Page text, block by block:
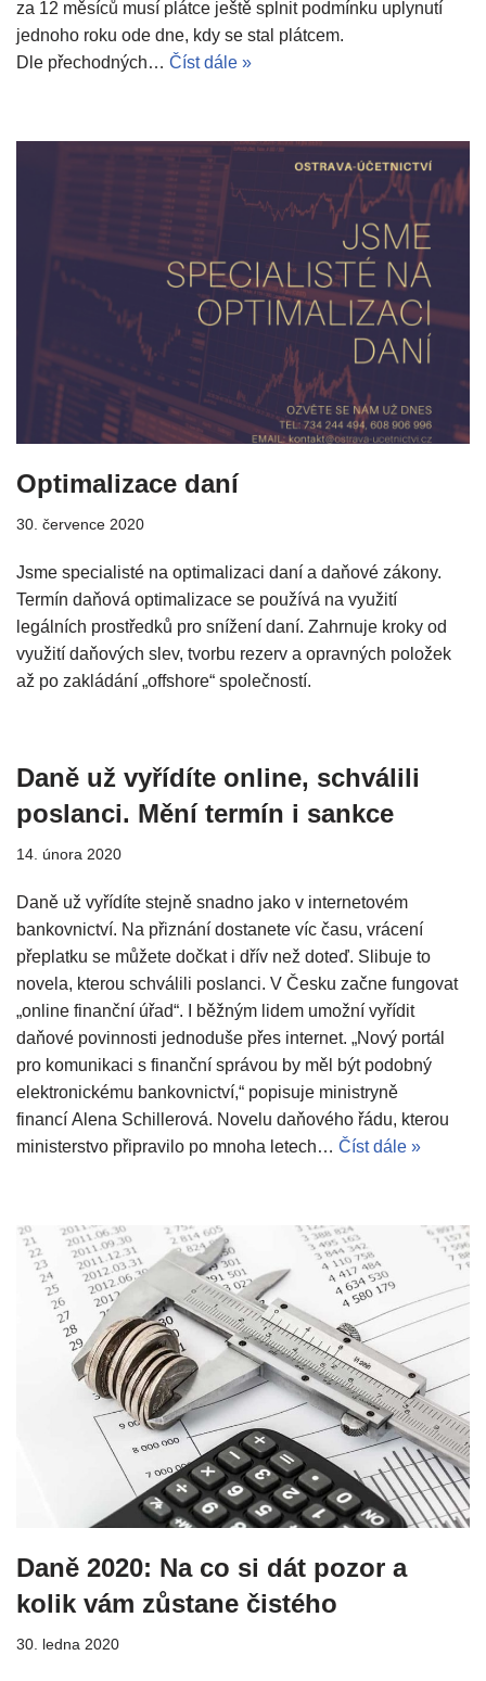
za 12 měsíců musí plátce ještě splnit podmínku uplynutí
jednoho roku ode dne, kdy se stal plátcem.
Dle přechodných… Číst dále »
Optimalizace daní
30. července 2020
Jsme specialisté na optimalizaci daní a daňové zákony.
Termín daňová optimalizace se používá na využití
legálních prostředků pro snížení daní. Zahrnuje kroky od
využití daňových slev, tvorbu rezerv a opravných položek
až po zakládání „offshore“ společností.
Daně už vyřídíte online, schválili
poslanci. Mění termín i sankce
14. února 2020
Daně už vyřídíte stejně snadno jako v internetovém
bankovnictví. Na přiznání dostanete víc času, vrácení
přeplatku se můžete dočkat i dřív než doteď. Slibuje to
novela, kterou schválili poslanci. V Česku začne fungovat
„online finanční úřad“. I běžným lidem umožní vyřídit
daňové povinnosti jednoduše přes internet. „Nový portál
pro komunikaci s finanční správou by měl být podobný
elektronickému bankovnictví,“ popisuje ministryně
financí Alena Schillerová. Novelu daňového řádu, kterou
ministerstvo připravilo po mnoha letech… Číst dále »
Daně 2020: Na co si dát pozor a
kolik vám zůstane čistého
30. ledna 2020